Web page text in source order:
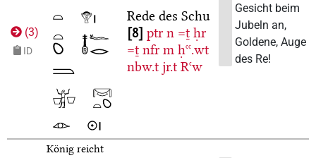
(3)
ID
Rede des Schu
8 ptr n =ṯ ḥr
=ṯ nfr m ḥꜥꜥ.wt
nbw.t jr.t Rꜥw
Gesicht beim
Jubeln an,
Goldene, Auge
des Re!
König reicht